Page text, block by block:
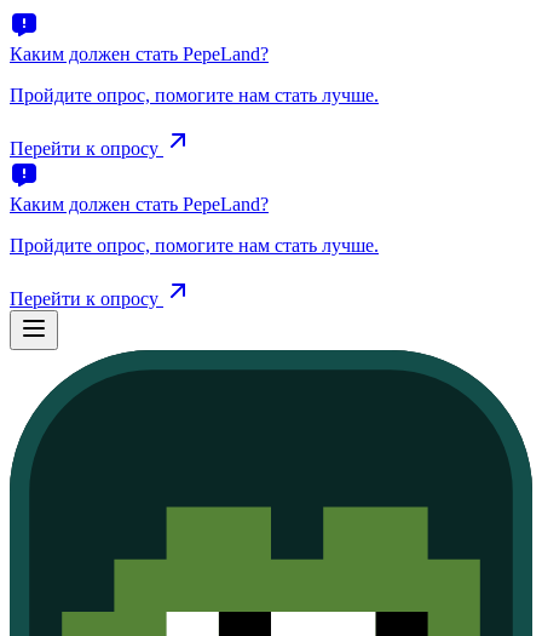
Каким должен стать PepeLand?
Пройдите опрос, помогите нам стать лучше.
Перейти к опросу
Каким должен стать PepeLand?
Пройдите опрос, помогите нам стать лучше.
Перейти к опросу